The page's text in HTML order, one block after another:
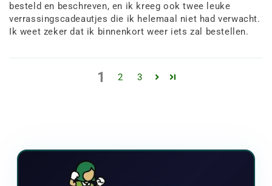
besteld en beschreven, en ik kreeg ook twee leuke
verrassingscadeautjes die ik helemaal niet had verwacht.
Ik weet zeker dat ik binnenkort weer iets zal bestellen.
1 2 3